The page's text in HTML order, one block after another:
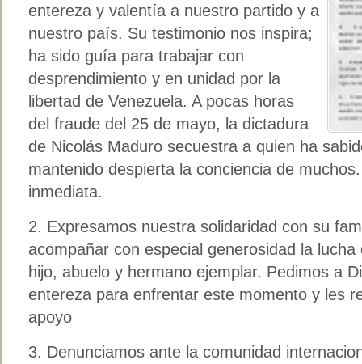
entereza y valentía a nuestro partido y a
nuestro país. Su testimonio nos inspira;
ha sido guía para trabajar con
desprendimiento y en unidad por la
libertad de Venezuela. A pocas horas
del fraude del 25 de mayo, la dictadura
de Nicolás Maduro secuestra a quien ha
mantenido despierta la conciencia de
inmediata.
2. Expresamos nuestra solidaridad con su
acompañar con especial generosidad la
hijo, abuelo y hermano ejemplar. Pedimos a
entereza para enfrentar este momento y les
apoyo
3. Denunciamos ante la comunidad